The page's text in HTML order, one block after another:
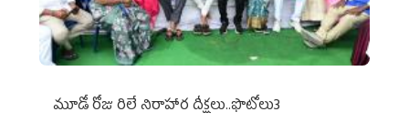
మూడో రోజు రిలే నిరాహార దీక్షలు..ఫొటోలు3